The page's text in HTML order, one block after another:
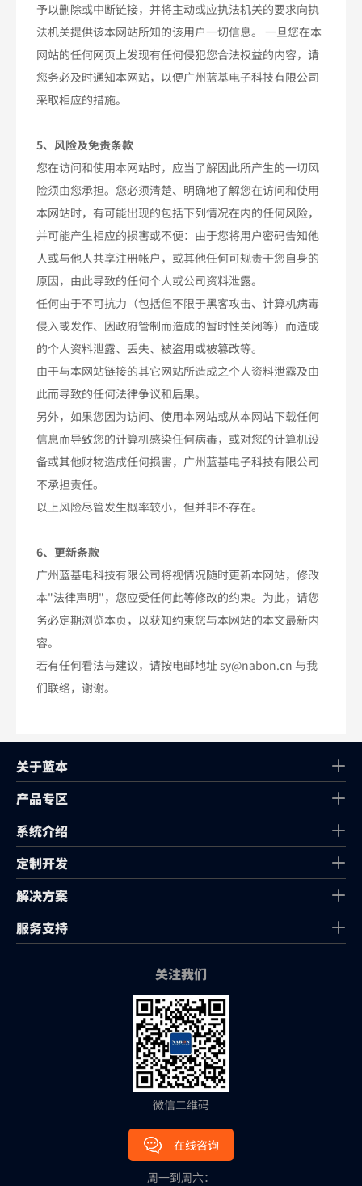
予以删除或中断链接，并将主动或应执法机关的要求向执
法机关提供该本网站所知的该用户一切信息。 一旦您在本
网站的任何网页上发现有任何侵犯您合法权益的内容，请
您务必及时通知本网站，以便广州蓝基电子科技有限公司
采取相应的措施。
5、风险及免责条款
您在访问和使用本网站时，应当了解因此所产生的一切风
险须由您承担。您必须清楚、明确地了解您在访问和使用
本网站时，有可能出现的包括下列情况在内的任何风险，
并可能产生相应的损害或不便：由于您将用户密码告知他
人或与他人共享注册帐户，或其他任何可规责于您自身的
原因，由此导致的任何个人或公司资料泄露。
任何由于不可抗力（包括但不限于黑客攻击、计算机病毒
侵入或发作、因政府管制而造成的暂时性关闭等）而造成
的个人资料泄露、丢失、被盗用或被篡改等。
由于与本网站链接的其它网站所造成之个人资料泄露及由
此而导致的任何法律争议和后果。
另外，如果您因为访问、使用本网站或从本网站下载任何
信息而导致您的计算机感染任何病毒，或对您的计算机设
备或其他财物造成任何损害，广州蓝基电子科技有限公司
不承担责任。
以上风险尽管发生概率较小，但并非不存在。
6、更新条款
广州蓝基电科技有限公司将视情况随时更新本网站，修改
本"法律声明"，您应受任何此等修改的约束。为此，请您
务必定期浏览本页，以获知约束您与本网站的本文最新内
容。
若有任何看法与建议，请按电邮地址 sy@nabon.cn 与我
们联络，谢谢。
关于蓝本
产品专区
系统介绍
定制开发
解决方案
服务支持
关注我们
微信二维码
在线咨询
周一到周六：